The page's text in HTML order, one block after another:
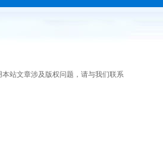
站文章涉及版权问题，请与我们联系